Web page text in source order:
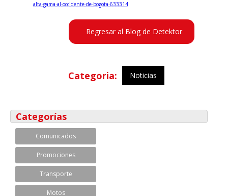
alta-gama-al-occidente-de-bogota-633314
Regresar al Blog de Detektor
Categoria: Noticias
Categorías
Comunicados
Promociones
Transporte
Motos